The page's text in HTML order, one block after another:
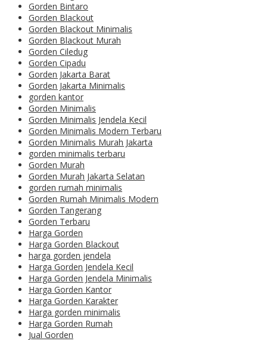
Gorden Bintaro
Gorden Blackout
Gorden Blackout Minimalis
Gorden Blackout Murah
Gorden Ciledug
Gorden Cipadu
Gorden Jakarta Barat
Gorden Jakarta Minimalis
gorden kantor
Gorden Minimalis
Gorden Minimalis Jendela Kecil
Gorden Minimalis Modern Terbaru
Gorden Minimalis Murah Jakarta
gorden minimalis terbaru
Gorden Murah
Gorden Murah Jakarta Selatan
gorden rumah minimalis
Gorden Rumah Minimalis Modern
Gorden Tangerang
Gorden Terbaru
Harga Gorden
Harga Gorden Blackout
harga gorden jendela
Harga Gorden Jendela Kecil
Harga Gorden Jendela Minimalis
Harga Gorden Kantor
Harga Gorden Karakter
Harga gorden minimalis
Harga Gorden Rumah
Jual Gorden